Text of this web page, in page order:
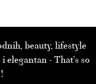
beauty, lifestyle
- That’s so